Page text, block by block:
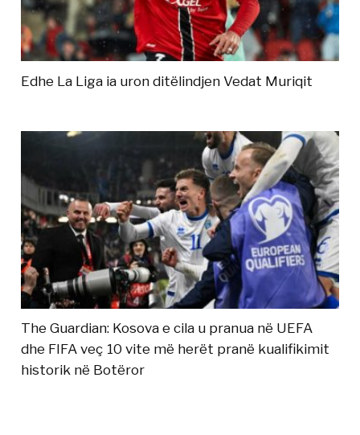
Edhe La Liga ia uron ditëlindjen Vedat Muriqit
The Guardian: Kosova e cila u pranua në UEFA
dhe FIFA veç 10 vite më herët pranë kualifikimit
historik në Botëror